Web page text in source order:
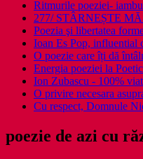
Ritmurile poeziei-
277/ STÂRNEȘTE
Poezia şi libertatea
Ioan Es Pop, influential
O poezie care îți dă
Energia poeziei la
Ion Zubascu - 100%
O privire necesara
Cu respect, Domnule
poezie de azi cu